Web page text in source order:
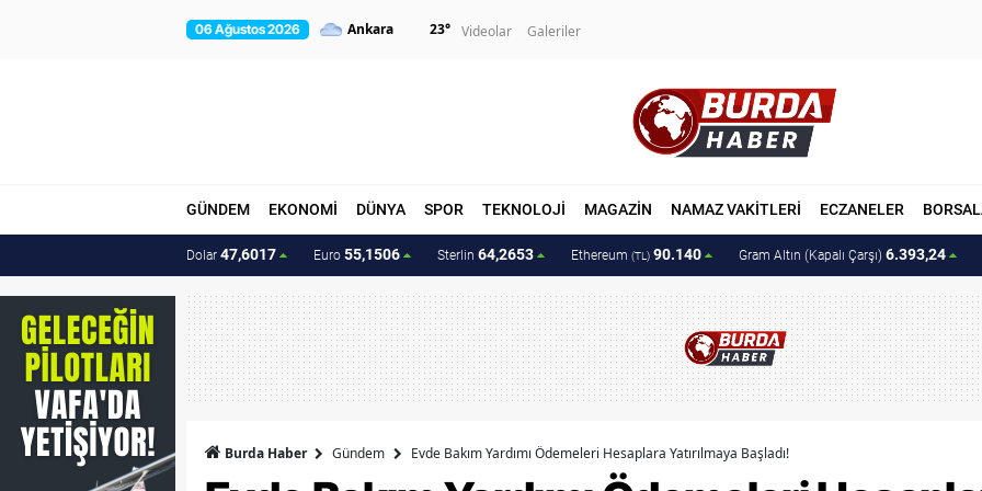
06 Ağustos 2026 23° Videolar Galeriler
GÜNDEM EKONOMİ DÜNYA SPOR TEKNOLOJİ MAGAZİN NAMAZ VAKİTLERİ ECZANELER
Dolar 47,6017 Euro 55,1506 Sterlin 64,2653 Ethereum (TL) 90.140 Gram Altın (Kapalı Çarşı) 6.393,24
Burda Haber Gündem Evde Bakım Yardımı Ödemeleri Hesaplara Yatırılmaya Başladı!